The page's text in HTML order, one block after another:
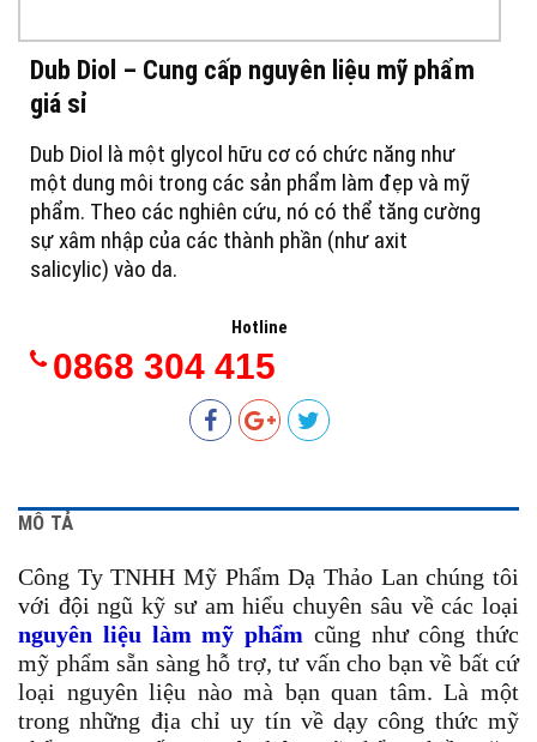
Dub Diol – Cung cấp nguyên liệu mỹ phẩm
giá sỉ
Dub Diol là một glycol hữu cơ có chức năng như
một dung môi trong các sản phẩm làm đẹp và mỹ
phẩm. Theo các nghiên cứu, nó có thể tăng cường
sự xâm nhập của các thành phần (như axit
salicylic) vào da.
Hotline
0868 304 415
MÔ TẢ
Công Ty TNHH Mỹ Phẩm Dạ Thảo Lan chúng tôi
với đội ngũ kỹ sư am hiểu chuyên sâu về các loại
nguyên liệu làm mỹ phẩm cũng như công thức
mỹ phẩm sẵn sàng hỗ trợ, tư vấn cho bạn về bất cứ
loại nguyên liệu nào mà bạn quan tâm. Là một
trong những địa chỉ uy tín về dạy công thức mỹ